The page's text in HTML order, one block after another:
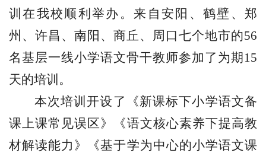
训在我校顺利举办。来自安阳、鹤壁、郑
州、许昌、南阳、商丘、周口七个地市的56
名基层一线小学语文骨干教师参加了为期 15
天的培训。
本次培训开设了《新课标下小学语文备
课上课常见误区》《语文核心素养下提高教
材解读能力》《基于学为中心的小学语文课